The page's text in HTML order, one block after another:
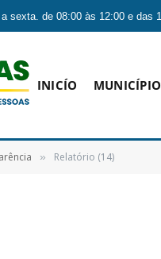
sexta. de 08:00 às 12:00 e das
INICÍO MUNICÍPIO
» Relatório (14)